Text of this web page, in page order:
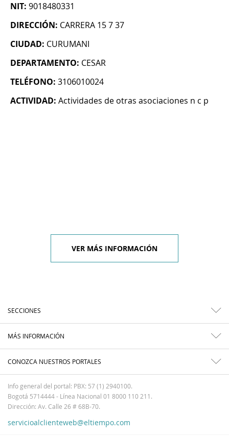
NIT: 9018480331
DIRECCIÓN: CARRERA 15 7 37
CIUDAD: CURUMANI
DEPARTAMENTO: CESAR
TELÉFONO: 3106010024
ACTIVIDAD: Actividades de otras asociaciones n c p
VER MÁS INFORMACIÓN
SECCIONES
MÁS INFORMACIÓN
CONOZCA NUESTROS PORTALES
Info general del portal: PBX: 57 (1) 2940100.
Bogotá 5714444 - Línea Nacional 01 8000 110 211.
Dirección: Av. Calle 26 # 68B-70.
servicioalclienteweb@eltiempo.com